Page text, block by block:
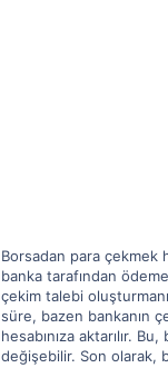
Borsadan para çekmek
banka tarafından
çekim talebi
süre, bazen bankanın
hesabınıza aktarılır.
değişebilir. Son olarak,